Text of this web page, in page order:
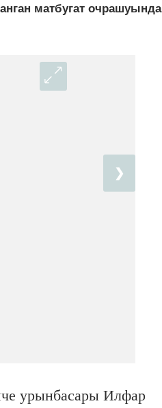
матбугат очрашуында
❯
урынбасары Илфар